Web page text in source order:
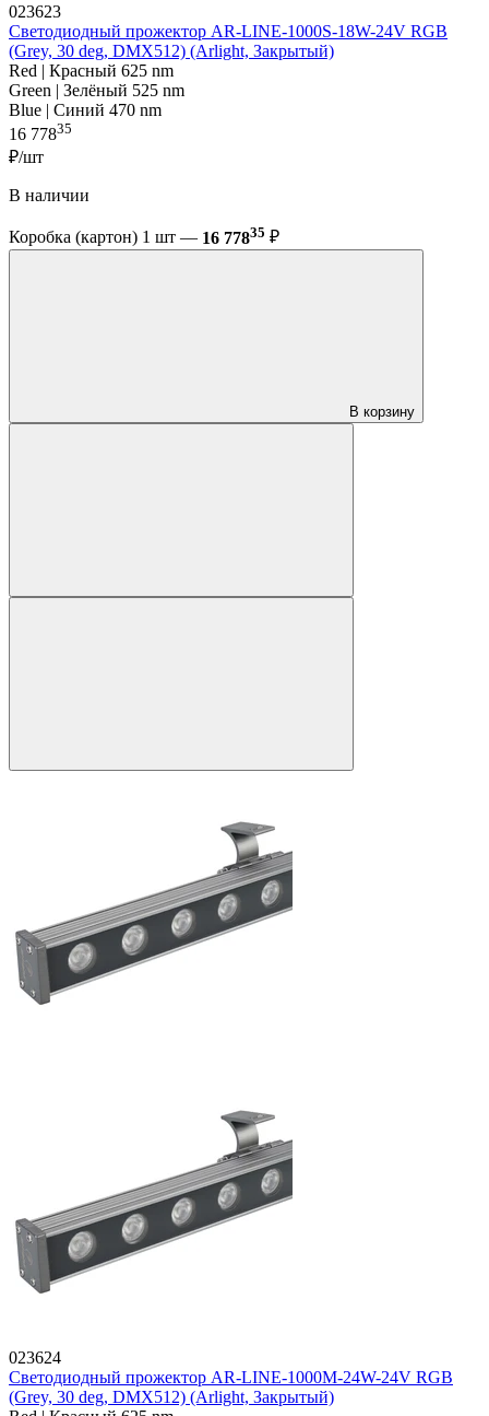
023623
Светодиодный прожектор AR-LINE-1000S-18W-24V RGB
(Grey, 30 deg, DMX512) (Arlight, Закрытый)
Red | Красный 625 nm
Green | Зелёный 525 nm
Blue | Синий 470 nm
16 77835
₽/шт
В наличии
Коробка (картон) 1 шт — 16 77835 ₽
В корзину
023624
Светодиодный прожектор AR-LINE-1000M-24W-24V RGB
(Grey, 30 deg, DMX512) (Arlight, Закрытый)